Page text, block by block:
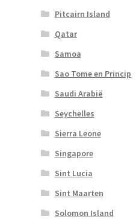
Pitcairn Island
Qatar
Samoa
Sao Tome en Princip
Saudi Arabië
Seychelles
Sierra Leone
Singapore
Sint Lucia
Sint Maarten
Solomon Island